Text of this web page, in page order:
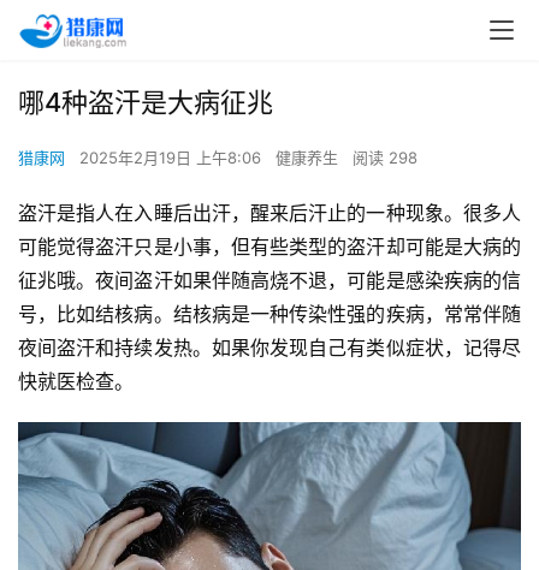
哪4种盗汗是大病征兆
猎康网 2025年2月19日 上午8:06 健康养生 阅读 298
盗汗是指人在入睡后出汗，醒来后汗止的一种现象。很多人
可能觉得盗汗只是小事，但有些类型的盗汗却可能是大病的
征兆哦。夜间盗汗如果伴随高烧不退，可能是感染疾病的信
号，比如结核病。结核病是一种传染性强的疾病，常常伴随
夜间盗汗和持续发热。如果你发现自己有类似症状，记得尽
快就医检查。